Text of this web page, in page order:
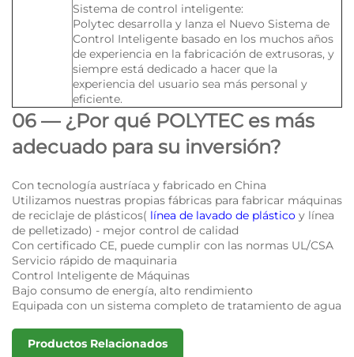
Sistema de control inteligente:
Polytec desarrolla y lanza el Nuevo Sistema de
Control Inteligente basado en los muchos años
de experiencia en la fabricación de extrusoras, y
siempre está dedicado a hacer que la
experiencia del usuario sea más personal y
eficiente.
06 — ¿Por qué POLYTEC es más
adecuado para su inversión?
Con tecnología austríaca y fabricado en China
Utilizamos nuestras propias fábricas para fabricar máquinas
de reciclaje de plásticos( línea de lavado de plástico y línea
de pelletizado) - mejor control de calidad
Con certificado CE, puede cumplir con las normas UL/CSA
Servicio rápido de maquinaria
Control Inteligente de Máquinas
Bajo consumo de energía, alto rendimiento
Equipada con un sistema completo de tratamiento de agua
Productos Relacionados